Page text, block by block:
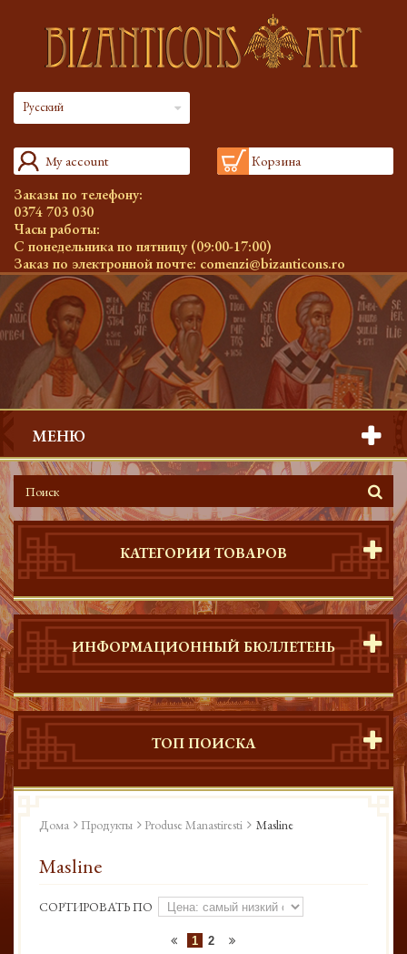
Русский
My account Корзина
Заказы по телефону:
0374 703 030
Часы работы:
С понедельника по пятницу (09:00-17:00)
Заказ по электронной почте: comenzi@bizanticons.ro
МЕНЮ
КАТЕГОРИИ ТОВАРОВ
ИНФОРМАЦИОННЫЙ БЮЛЛЕТЕНЬ
ТОП ПОИСКА
Дома Продукты Produse Manastiresti Masline
Masline
СОРТИРОВАТЬ ПО
1 2